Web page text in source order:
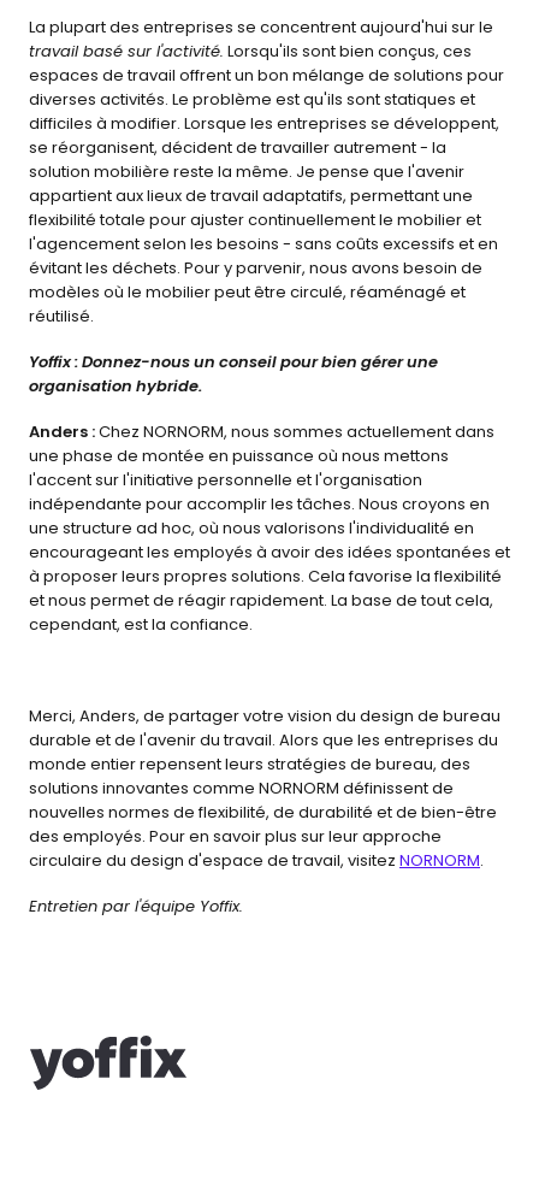
travail basé sur l'activité. Lorsqu'ils sont bien conçus, ces
espaces de travail offrent un bon mélange de solutions pour
diverses activités. Le problème est qu'ils sont statiques et
difficiles à modifier. Lorsque les entreprises se développent,
se réorganisent, décident de travailler autrement - la
solution mobilière reste la même. Je pense que l'avenir
appartient aux lieux de travail adaptatifs, permettant une
flexibilité totale pour ajuster continuellement le mobilier et
l'agencement selon les besoins - sans coûts excessifs et en
évitant les déchets. Pour y parvenir, nous avons besoin de
modèles où le mobilier peut être circulé, réaménagé et
réutilisé.
Yoffix : Donnez-nous un conseil pour bien gérer une
organisation hybride.
Anders : Chez NORNORM, nous sommes actuellement dans
une phase de montée en puissance où nous mettons
l'accent sur l'initiative personnelle et l'organisation
indépendante pour accomplir les tâches. Nous croyons en
une structure ad hoc, où nous valorisons l'individualité en
encourageant les employés à avoir des idées spontanées et
à proposer leurs propres solutions. Cela favorise la flexibilité
et nous permet de réagir rapidement. La base de tout cela,
cependant, est la confiance.
Merci, Anders, de partager votre vision du design de bureau
durable et de l'avenir du travail. Alors que les entreprises du
monde entier repensent leurs stratégies de bureau, des
solutions innovantes comme NORNORM définissent de
nouvelles normes de flexibilité, de durabilité et de bien-être
des employés. Pour en savoir plus sur leur approche
circulaire du design d'espace de travail, visitez NORNORM.
Entretien par l'équipe Yoffix.